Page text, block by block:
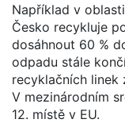
Například v oblasti
Česko recykluje
dosáhnout 60 %
odpadu stále
recyklačních linek
V mezinárodním
12. místě v EU.